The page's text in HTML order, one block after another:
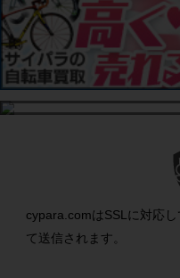
cypara.comはSSLに対応
て送信されます。